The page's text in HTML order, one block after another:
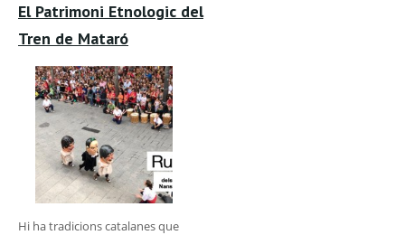
El Patrimoni Etnologic del
Tren de Mataró
Hi ha tradicions catalanes que